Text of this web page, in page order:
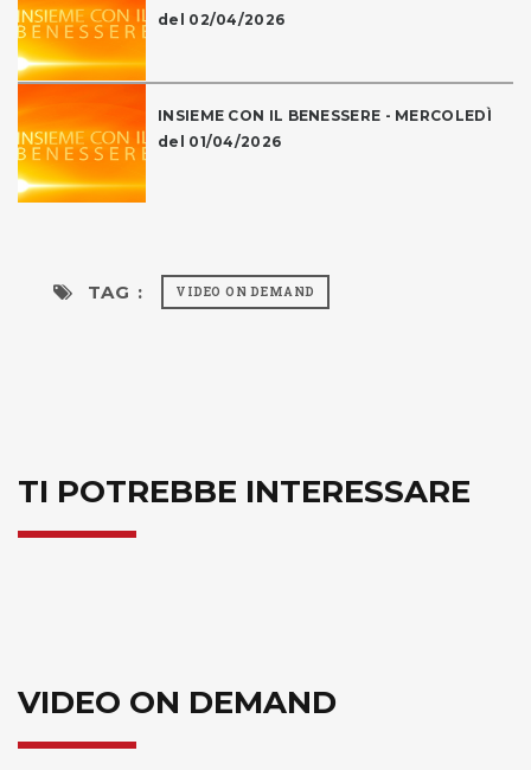
del 02/04/2026
INSIEME CON IL BENESSERE - MERCOLEDÌ
del 01/04/2026
TAG : VIDEO ON DEMAND
TI POTREBBE INTERESSARE
VIDEO ON DEMAND